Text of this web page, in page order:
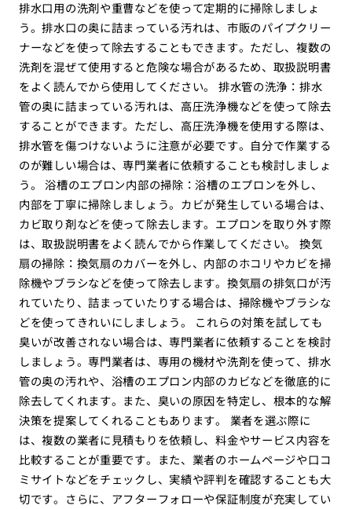
排水口用の洗剤や重曹などを使って定期的に掃除しましょ
う。排水口の奥に詰まっている汚れは、市販のパイプクリー
ナーなどを使って除去することもできます。ただし、複数の
洗剤を混ぜて使用すると危険な場合があるため、取扱説明書
をよく読んでから使用してください。 排水管の洗浄：排水
管の奥に詰まっている汚れは、高圧洗浄機などを使って除去
することができます。ただし、高圧洗浄機を使用する際は、
排水管を傷つけないように注意が必要です。自分で作業する
のが難しい場合は、専門業者に依頼することも検討しましょ
う。 浴槽のエプロン内部の掃除：浴槽のエプロンを外し、
内部を丁寧に掃除しましょう。カビが発生している場合は、
カビ取り剤などを使って除去します。エプロンを取り外す際
は、取扱説明書をよく読んでから作業してください。 換気
扇の掃除：換気扇のカバーを外し、内部のホコリやカビを掃
除機やブラシなどを使って除去します。換気扇の排気口が汚
れていたり、詰まっていたりする場合は、掃除機やブラシな
どを使ってきれいにしましょう。 これらの対策を試しても
臭いが改善されない場合は、専門業者に依頼することを検討
しましょう。専門業者は、専用の機材や洗剤を使って、排水
管の奥の汚れや、浴槽のエプロン内部のカビなどを徹底的に
除去してくれます。また、臭いの原因を特定し、根本的な解
決策を提案してくれることもあります。 業者を選ぶ際に
は、複数の業者に見積もりを依頼し、料金やサービス内容を
比較することが重要です。また、業者のホームページや口コ
ミサイトなどをチェックし、実績や評判を確認することも大
切です。さらに、アフターフォローや保証制度が充実してい